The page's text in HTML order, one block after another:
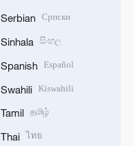
Serbian Српски
Sinhala සිංහල
Spanish Español
Swahili Kiswahili
Tamil தமிழ்
Thai ไทย